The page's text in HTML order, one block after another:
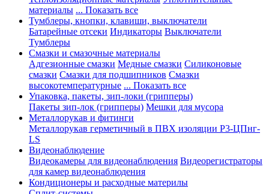
материалы ... Показать все
Тумблеры, кнопки, клавиши, выключатели
Батарейные отсеки Индикаторы Выключатели
Тумблеры
Смазки и смазочные материалы
Адгезионные смазки Медные смазки Силиконовые
смазки Смазки для подшипников Смазки
высокотемпературные ... Показать все
Упаковка, пакеты, зип-локи (грипперы)
Пакеты зип-лок (грипперы) Мешки для мусора
Металлорукав и фитинги
Металлорукав герметичный в ПВХ изоляции Р3-ЦПнг-
LS
Видеонаблюдение
Видеокамеры для видеонаблюдения Видеорегистраторы
для камер видеонаблюдения
Кондиционеры и расходные материлы